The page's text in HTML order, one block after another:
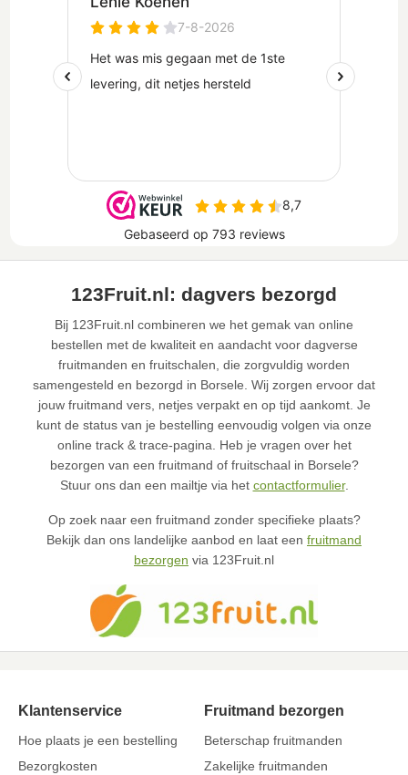
123Fruit.nl: dagvers bezorgd
Bij 123Fruit.nl combineren we het gemak van online
bestellen met de kwaliteit en aandacht voor dagverse
fruitmanden en fruitschalen, die zorgvuldig worden
samengesteld en bezorgd in Borsele. Wij zorgen ervoor dat
jouw fruitmand vers, netjes verpakt en op tijd aankomt. Je
kunt de status van je bestelling eenvoudig volgen via onze
online track & trace-pagina. Heb je vragen over het
bezorgen van een fruitmand of fruitschaal in Borsele?
Stuur ons dan een mailtje via het contactformulier.
Op zoek naar een fruitmand zonder specifieke plaats?
Bekijk dan ons landelijke aanbod en laat een fruitmand
bezorgen via 123Fruit.nl
Klantenservice
Hoe plaats je een bestelling
Bezorgkosten
Fruitmand bezorgen
Beterschap fruitmanden
Zakelijke fruitmanden